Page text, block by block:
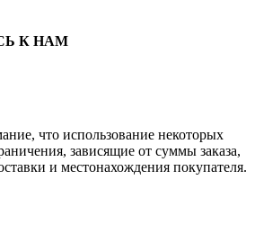
К НАМ
что использование некоторых
зависящие от суммы заказа,
и местонахождения покупателя.